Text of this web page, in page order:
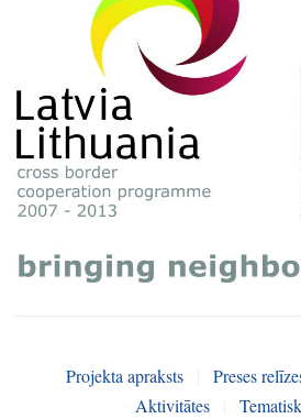
Projekta apraksts Preses
Aktivitātes